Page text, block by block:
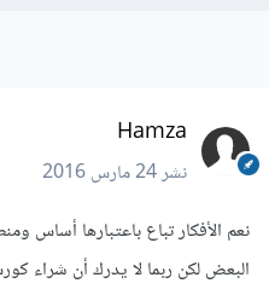
Hamza
نشر24 مارس 2016
نعم الأفكار تباع باعتبارها أساس
البعض لكن ربما لا يدرك أن شراء